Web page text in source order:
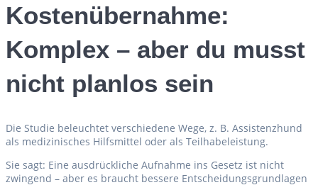
Kostenübernahme:
Komplex – aber du musst
nicht planlos sein
Die Studie beleuchtet verschiedene Wege, z. B. Assistenzhund
als medizinisches Hilfsmittel oder als Teilhabeleistung.
Sie sagt: Eine ausdrückliche Aufnahme ins Gesetz ist nicht
zwingend – aber es braucht bessere Entscheidungsgrundlagen